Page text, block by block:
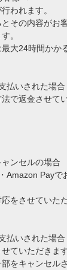
われます。
その内容がお
。
大24時間かか
払いされた場合
で返金させて
ンセルの場合
Amazon Payで
をさせていた
払いされた場合
ていただきます
をキャンセル